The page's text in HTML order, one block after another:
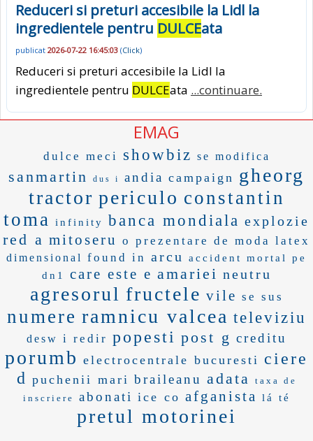
Reduceri si preturi accesibile la Lidl la
ingredientele pentru DULCEata
publicat 2026-07-22 16:45:03 (Click)
Reduceri si preturi accesibile la Lidl la
ingredientele pentru DULCEata ...continuare.
EMAG
dulce meci showbiz se modifica
sanmartin dus i andia campaign gheorg
tractor periculo constantin
toma
infinity banca mondiala explozie
red a mitoseru o prezentare de moda latex
dimensional found in arcu
accident mortal pe
dn1
care este e amariei neutru
agresorul fructele vile se sus
numere ramnicu valcea televiziu
desw i redir popesti post g creditu
porumb electrocentrale bucuresti ciere
d puchenii mari braileanu adata
taxa de
inscriere
abonati ice co afganista lá té
pretul motorinei